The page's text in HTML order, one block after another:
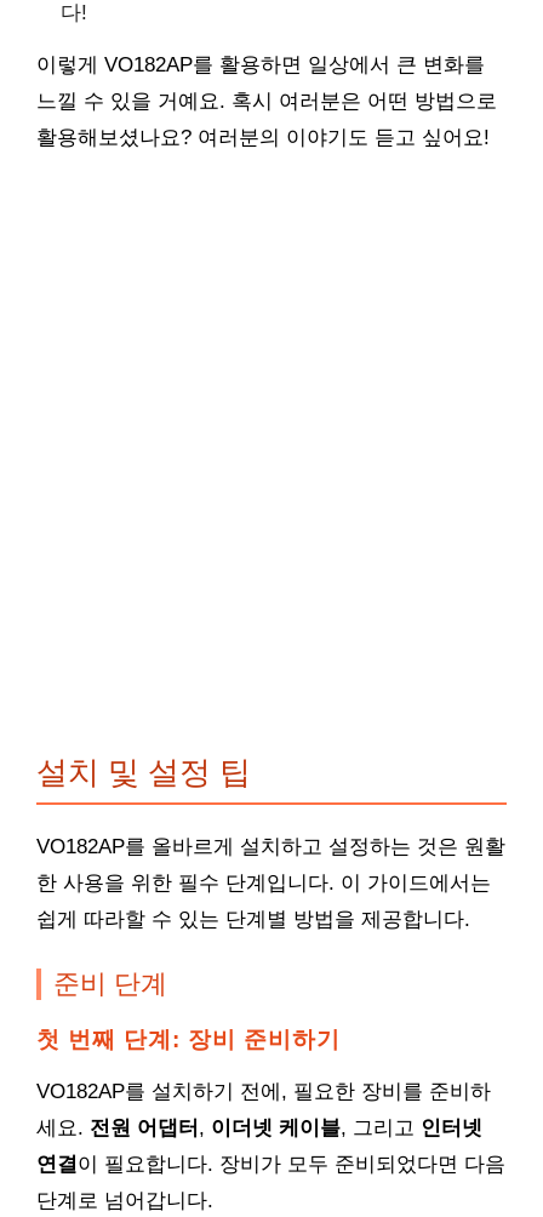
다!
이렇게 VO182AP를 활용하면 일상에서 큰 변화를
느낄 수 있을 거예요. 혹시 여러분은 어떤 방법으로
활용해보셨나요? 여러분의 이야기도 듣고 싶어요!
설치 및 설정 팁
VO182AP를 올바르게 설치하고 설정하는 것은 원활
한 사용을 위한 필수 단계입니다. 이 가이드에서는
쉽게 따라할 수 있는 단계별 방법을 제공합니다.
준비 단계
첫 번째 단계: 장비 준비하기
VO182AP를 설치하기 전에, 필요한 장비를 준비하
세요. 전원 어댑터 , 이더넷 케이블, 그리고 인터넷
연결이 필요합니다. 장비가 모두 준비되었다면 다음
단계로 넘어갑니다.